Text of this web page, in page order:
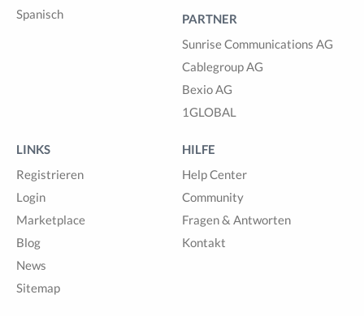
Spanisch
PARTNER
Sunrise Communications AG
Cablegroup AG
Bexio AG
1GLOBAL
LINKS
Registrieren
Login
Marketplace
Blog
News
Sitemap
HILFE
Help Center
Community
Fragen & Antworten
Kontakt